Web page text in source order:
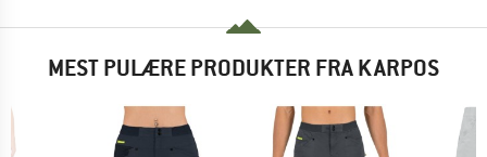
MEST PULÆRE PRODUKTER FRA KARPOS